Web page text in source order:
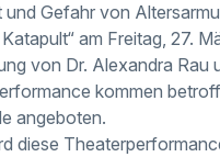
und Gefahr von
am Freitag, 27.
von Dr. Alexandra Rau
kommen
angeboten.
diese